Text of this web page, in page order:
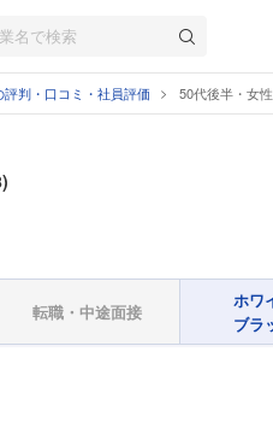
判・口コミ・社員評価 50代後半・女
転職・中途面接
ホワ
ブラ